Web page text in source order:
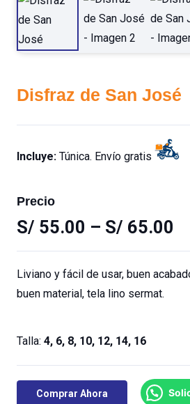
Disfraz de San José
Incluye: Túnica. Envío gratis
Precio
S/ 55.00 – S/ 65.00
Liviano y fácil de usar, buen
buen material, tela lino sermat.
Talla: 4, 6, 8, 10, 12, 14, 16
Comprar Ahora